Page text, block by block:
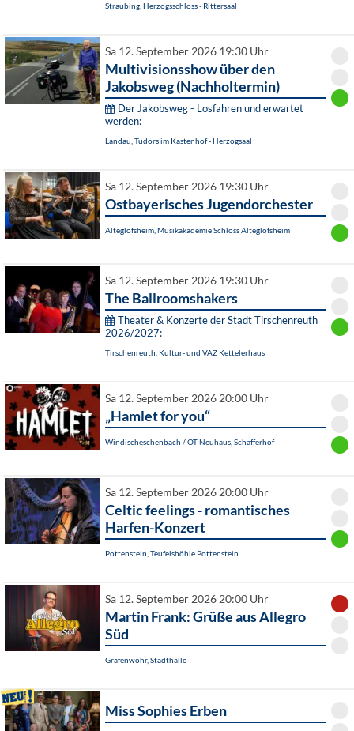
Straubing, Herzogsschloss - Rittersaal
Sa 12. September 2026 19:30 Uhr
Multivisionsshow über den
Jakobsweg (Nachholtermin)
Der Jakobsweg - Losfahren und erwartet
werden:
Landau, Tudors im Kastenhof - Herzogsaal
Sa 12. September 2026 19:30 Uhr
Ostbayerisches Jugendorchester
Alteglofsheim, Musikakademie Schloss Alteglofsheim
Sa 12. September 2026 19:30 Uhr
The Ballroomshakers
Theater & Konzerte der Stadt Tirschenreuth
2026/2027:
Tirschenreuth, Kultur- und VAZ Kettelerhaus
Sa 12. September 2026 20:00 Uhr
„Hamlet for you“
Windischeschenbach / OT Neuhaus, Schafferhof
Sa 12. September 2026 20:00 Uhr
Celtic feelings - romantisches
Harfen-Konzert
Pottenstein, Teufelshöhle Pottenstein
Sa 12. September 2026 20:00 Uhr
Martin Frank: Grüße aus Allegro
Süd
Grafenwöhr, Stadthalle
Miss Sophies Erben